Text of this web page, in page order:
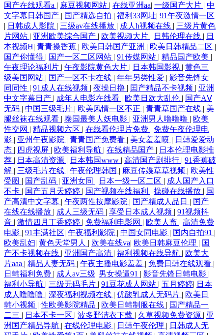
国产在线观看a | 麻豆视频网站 | 在线亚洲aa| 一级国产大片 | 中
文字幕日韩国产 | 国产精选自拍 | 福利33网址| 91午夜激情一区
| 日韩成人影院 | 三级av在线播放 | 成人h视频在线 | 三级片黄色
片网站 | 亚洲欧美综合国产 | 欧美视频大片 | 日韩伦理在线 | 日
本视频H| 青青操香蕉 | 欧美日韩国产亚洲 | 欧美日韩精品二区 |
国产你懂得 | 国产一区二区网站 | 91传媒网站 | 精品国产欧美 |
午夜理论福利片 | 午夜影院黄色大片 | 日本韩国影视 | 黄色三
级美国网站 | 国产一区不卡在线 | 年年另类性爱 | 影音先锋女
同同性 | 91成人在线视频 | 夜操日撸 | 囯产精品不卡视频 | 亚洲
中文字幕日产 | 成年人电影在线看 | 欧美日欧大乱伦 | 国产AⅤ
无码 | 中国三级毛片 | 欧美风情一区不正 | 青青草国产在线 | 美
腿丝袜在线观看 | 泰国最美人妖电影 | 亚洲男人噜噜噜 | 欧美
性交网 | 精品视频六区 | 在线看伦理片免费 | 免费午夜伦理电
影 | 亚州午夜影院 | 青青国产免费看 | 美女羞羞喷 | 日韩爱爱动
态 | 四虎视屏 | 欧美福利导航 | 在线精品国产 | 日本伦理电影推
荐 | 日本高清资源 | 日本韩国www | 高清国产剧排行 | 91香蕉破
解 | 三级毛片在线 | 午夜伦理韩国 | 麻豆传媟草草视频 | 欧美性
受图 | 国产乱码 | 亚洲女同 | 日本一级一区二区 | 成人国产入口
不卡 | 国产五月天婷婷 | 国产视频在线福利 | 操碰在线播放 | 国
产高清中文字幕 | 午夜两性按摩影院 | 国产精成人品日 | 国产
在线在线播放 | 成人三级无码 | 享受日本成人视频 | 91视频抖
音 | 激情四月丁香婷婷 | 免费福利电影网 | 欧美人畜 | 高清免费
电影 | 91丰满社区| 午夜福利影院 | 中国女同电影 | 国内自拍91 |
欧美乱妇| 黄色天堂男人 | 欧美在线va| 欧美日韩麻豆伦理 | 国
产不卡视频在线 | 亚洲国产高清 | 福利视频在线导航 | 欧美大
片aaa | 精品人妻无码 | 午夜主播电影羞羞 | 免费日韩在线观看 |
日韩福利免费 | 成人av三级| 男女操逼91 | 影音先锋日韩电影 |
福利小导航 | 三级无码毛片 | 91豆花成人网站 | 五月婷婷| 日本
成人噜噜噜 | 深夜福利视频在线 | 优酸乳成人无码片 | 欧美日
韩小视频 |性欧美影院精品 | 欧美日韩制服在线 | 国产精品一
二三 | 日本不卡一区 | 波多野洁衣下载 | 久草视频免费资源 | 亚
洲国产精品导航 | 在线伦理电影 | 日韩午夜伦理 | 日韩成人无